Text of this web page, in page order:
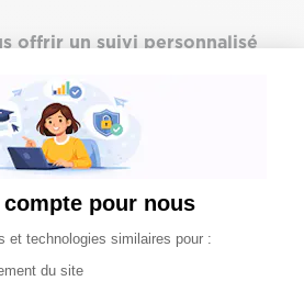
pour nous
du Consentement :
et technologies similaires pour :
du site
offrir un suivi personnalisé
chances de réussite
votre intégration !
:
Ambohibao Antehiroka
education.com